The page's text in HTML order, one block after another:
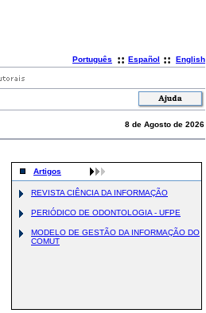
Português :: Español :: English
8 de Agosto de 2026
Artigos
REVISTA CIÊNCIA DA INFORMAÇÃO
PERIÓDICO DE ODONTOLOGIA - UFPE
MODELO DE GESTÃO DA INFORMAÇÃO DO
COMUT